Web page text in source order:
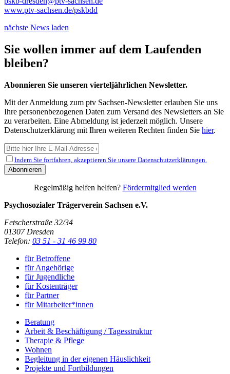
www.ptv-sachsen.de/pskbdd
nächste News laden
Sie wollen immer auf dem Laufenden
bleiben?
Abonnieren Sie unseren vierteljährlichen Newsletter.
Mit der Anmeldung zum ptv Sachsen-Newsletter erlauben Sie uns
Ihre personenbezogenen Daten zum Versand des Newsletters an Sie
zu verarbeiten. Eine Abmeldung ist jederzeit möglich. Unsere
Datenschutzerklärung mit Ihren weiteren Rechten finden Sie hier.
Indem Sie fortfahren, akzeptieren Sie unsere Datenschutzerklärungen.
Regelmäßig helfen helfen? Fördermitglied werden
Psychosozialer Trägerverein Sachsen e.V.
Fetscherstraße 32/34
01307 Dresden
Telefon: 03 51 - 31 46 99 80
für Betroffene
für Angehörige
für Jugendliche
für Kostenträger
für Partner
für Mitarbeiter*innen
Beratung
Arbeit & Beschäftigung / Tagesstruktur
Therapie & Pflege
Wohnen
Begleitung in der eigenen Häuslichkeit
Projekte und Fortbildungen